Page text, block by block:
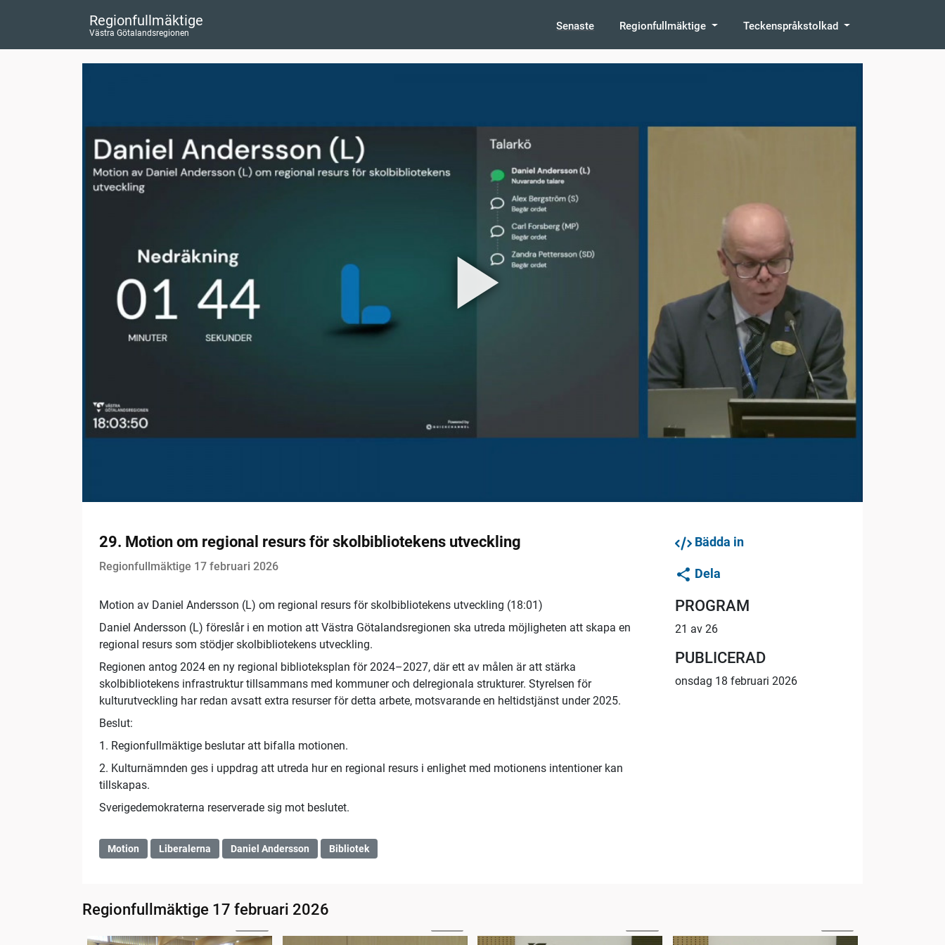
Regionfullmäktige
Västra Götalandsregionen
Senaste Regionfullmäktige Teckenspråkstolkad
29. Motion om regional resurs för skolbibliotekens utveckling
Regionfullmäktige 17 februari 2026
Motion av Daniel Andersson (L) om regional resurs för skolbibliotekens utveckling (18:01)
Daniel Andersson (L) föreslår i en motion att Västra Götalandsregionen ska utreda möjligheten att skapa en
regional resurs som stödjer skolbibliotekens utveckling.
Regionen antog 2024 en ny regional biblioteksplan för 2024–2027, där ett av målen är att stärka
skolbibliotekens infrastruktur tillsammans med kommuner och delregionala strukturer. Styrelsen för
kulturutveckling har redan avsatt extra resurser för detta arbete, motsvarande en heltidstjänst under 2025.
Beslut:
1. Regionfullmäktige beslutar att bifalla motionen.
2. Kulturnämnden ges i uppdrag att utreda hur en regional resurs i enlighet med motionens intentioner kan
tillskapas.
Sverigedemokraterna reserverade sig mot beslutet.
Motion Liberalerna Daniel Andersson Bibliotek
Bädda in
Dela
PROGRAM
21 av 26
PUBLICERAD
onsdag 18 februari 2026
Regionfullmäktige 17 februari 2026